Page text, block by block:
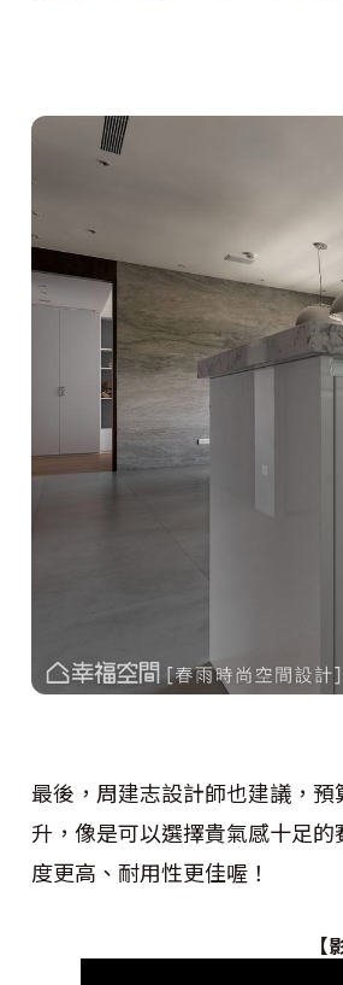
最後，周建志設計師也建議，
升，像是可以選擇貴氣感十足
度更高、耐用性更佳喔！